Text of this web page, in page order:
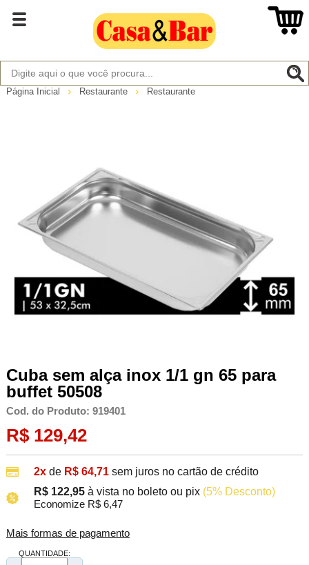
Página Inicial Restaurante Restaurante
Cuba sem alça inox 1/1 gn 65 para
buffet 50508
Cod. do Produto: 919401
R$ 129,42
2xde R$ 64,71 sem juros no cartão de crédito
R$ 122,95 à vista no boleto ou pix (5% Desconto)
Economize R$ 6,47
Mais formas de pagamento
QUANTIDADE: